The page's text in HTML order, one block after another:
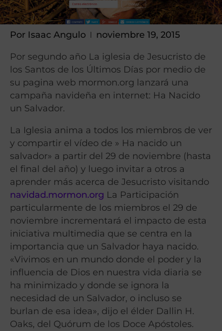
Por Isaac Angulo noviembre 19, 2015
Por segundo año La iglesia de Jesucristo de
los Santos de los Últimos Días por medio de
su pagina web mormon.org lanzará una
campaña navideña en internet: Ha Nacido
un Salvador.
La Iglesia anima a todos los miembros de ver
y compartir el vídeo de » Ha nacido un
salvador» a partir del 29 de noviembre (hasta
el final del año) y luego invitar a otros a
aprender más acerca de Jesucristo visitando
navidad.mormon.org La Participación
particularmente de los miembros el 29 de
noviembre incrementará el impacto de esta
iniciativa multimedia que se centra en la
importancia que un Salvador haya nacido.
«Vivimos en un mundo donde el poder y la
influencia de Dios en nuestra vida diaria se
ha minimizado y donde se ignora la
necesidad de un Salvador, o incluso se
burlan de esa idea», dijo el élder Dallin H.
Oaks, del Quórum de los Doce Apóstoles.